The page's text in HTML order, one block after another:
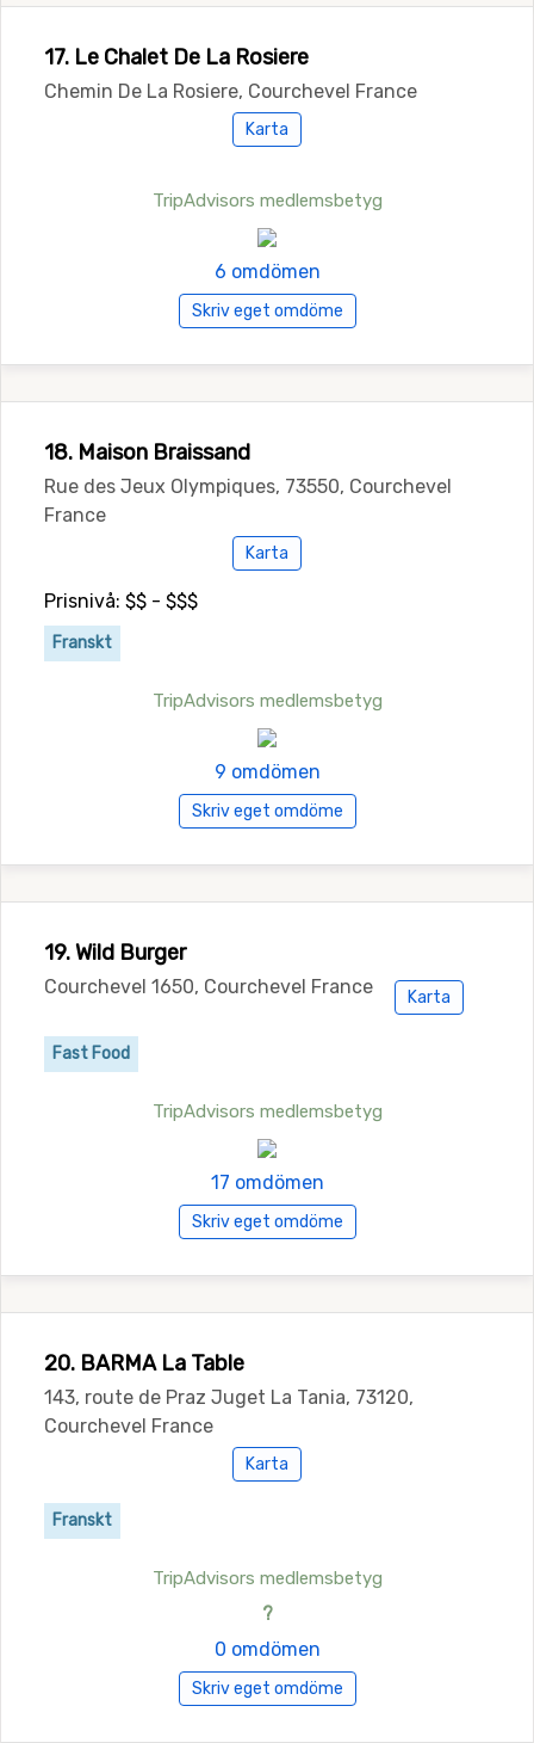
17. Le Chalet De La Rosiere
Chemin De La Rosiere, Courchevel France
Karta
TripAdvisors medlemsbetyg
6 omdömen
Skriv eget omdöme
18. Maison Braissand
Rue des Jeux Olympiques, 73550, Courchevel
France
Karta
Prisnivå: $$ - $$$
Franskt
TripAdvisors medlemsbetyg
9 omdömen
Skriv eget omdöme
19. Wild Burger
Courchevel 1650, Courchevel France Karta
Fast Food
TripAdvisors medlemsbetyg
17 omdömen
Skriv eget omdöme
20. BARMA La Table
143, route de Praz Juget La Tania, 73120,
Courchevel France
Karta
Franskt
TripAdvisors medlemsbetyg
?
0 omdömen
Skriv eget omdöme